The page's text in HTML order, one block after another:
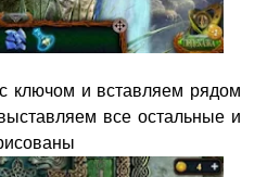
ключом и вставляем рядом
все остальные и